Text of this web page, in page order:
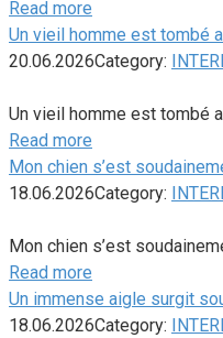
Read more
Un vieil homme est tombé
20.06.2026Category:
Un vieil homme est tombé
Read more
Mon chien s’est
18.06.2026Category:
Mon chien s’est
Read more
Un immense aigle surgit
18.06.2026Category: